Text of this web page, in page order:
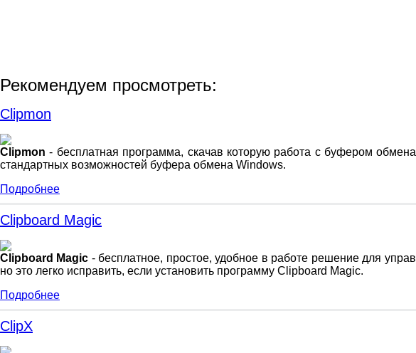
Рекомендуем просмотреть:
Clipmon
Clipmon - бесплатная программа, скачав которую работа с буфером
стандартных возможностей буфера обмена Windows.
Подробнее
Clipboard Magic
Clipboard Magic - бесплатное, простое, удобное в работе решение для
но это легко исправить, если установить программу Clipboard Magic.
Подробнее
ClipX